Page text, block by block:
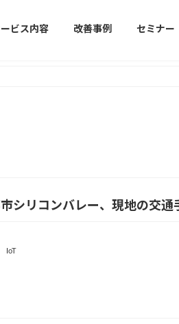
ビス内容 改善事例 セミナー
シリコンバレー、現地の交通
IoT